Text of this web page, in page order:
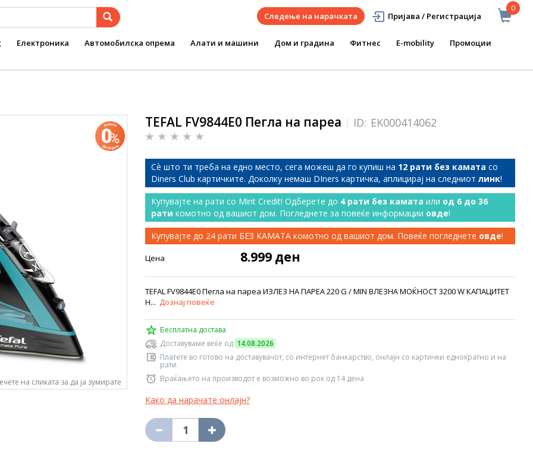
0
Следење на нарачката Пријава / Регистрација
Електроника Автомобилска опрема Алати и машини Дом и градина Фитнес E-mobility Промоции
на сликата за да ја зумирате
TEFAL FV9844E0 Пегла на пареа ID: EK000414062
Сѐ што ти треба на едно место, сега можеш да го купиш на 12 рати без камата со
Diners Club картичките. Доколку немаш DIners картичка, аплицирај на следниот линк!
Купувајте на рати со Mint Credit! Одберете до 4 рати без камата или од 6 до 36
рати комотно од вашиот дом. Погледнете за повеќе информации овде!
Купувајте до 24 рати БЕЗ КАМАТА комотно од вашиот дом. Повеќе погледнете овде!
Цена 8.999 ден
TEFAL FV9844E0 Пегла на пареа ИЗЛЕЗ НА ПАРЕА 220 G / MIN ВЛЕЗНА МОЌНОСТ 3200 W КАПАЦИТЕТ
Н... Дознај повеќе
Бесплатна достава
Доставуваме веќе од 14.08.2026
Платете во готово на доставувачот, со интернет банкарство, онлајн со картички еднократно и на
рати
Враќањето на производот е возможно во рок од 14 дена
Како да нарачате онлајн?